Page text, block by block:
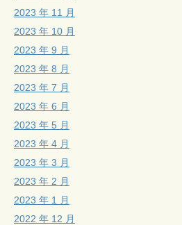
2023 年 11 月
2023 年 10 月
2023 年 9 月
2023 年 8 月
2023 年 7 月
2023 年 6 月
2023 年 5 月
2023 年 4 月
2023 年 3 月
2023 年 2 月
2023 年 1 月
2022 年 12 月